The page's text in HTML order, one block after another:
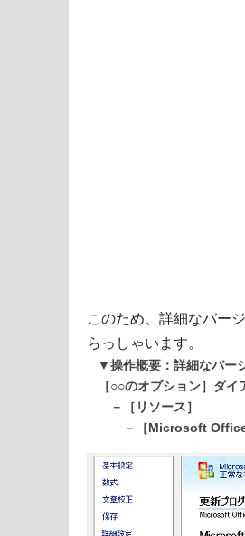
このため、詳細なバー
らっしゃいます。
▼操作概要：詳細なバー
［○○のオプション］ダイ
－［リソース］
－［Microsoft Office